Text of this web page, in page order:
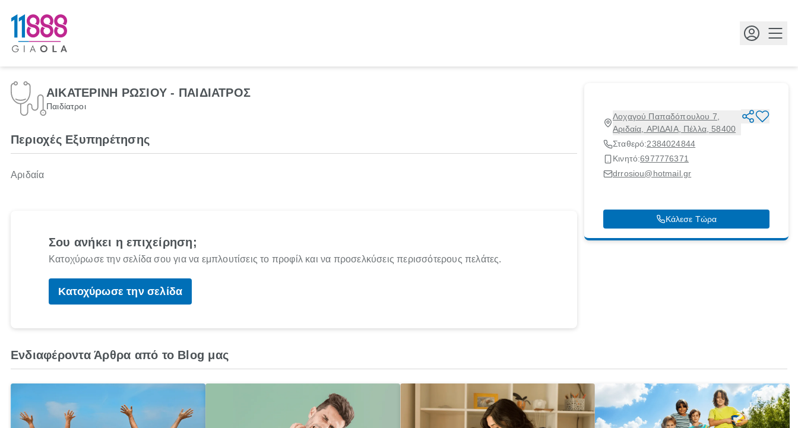
ΑΙΚΑΤΕΡΙΝΗ ΡΩΣΙΟΥ - ΠΑΙΔΙΑΤΡΟΣ
Παιδίατροι
Λοχαγού Παπαδόπουλου 7,
Αριδαία, ΑΡΙΔΑΙΑ, Πέλλα, 58400
Σταθερό:2384024844
Κινητό:6977776371
drrosiou@hotmail.gr
Κάλεσε Τώρα
Περιοχές Εξυπηρέτησης
Αριδαία
Σου ανήκει η επιχείρηση;
Κατοχύρωσε την σελίδα σου για να εμπλουτίσεις το προφίλ και να προσελκύσεις περισσότερους πελάτες.
Κατοχύρωσε την σελίδα
Ενδιαφέροντα Άρθρα από το Blog μας